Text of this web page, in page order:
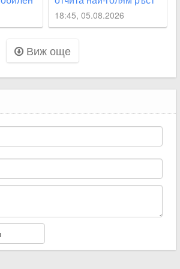
на новородените извън
София
18:45, 05.08.2026
Виж още